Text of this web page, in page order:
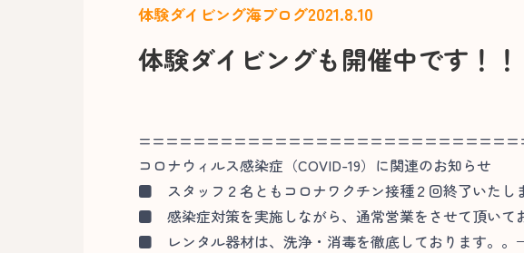
体験ダイビング海ブログ2021.8.10
体験ダイビングも開催中です！！
コロナウィルス感染症（COVID-19）に関連のお知らせ
■ スタッフ２名ともコロナワクチン接種２回終了いた
■ 感染症対策を実施しながら、通常営業をさせて頂い
■ レンタル器材は、洗浄・消毒を徹底しております。